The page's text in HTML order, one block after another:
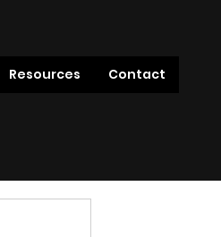
Resources Contact